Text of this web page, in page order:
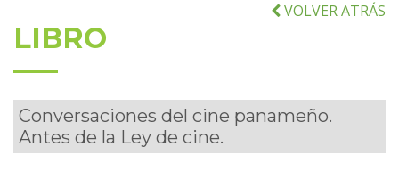
VOLVER ATRÁS
LIBRO
Conversaciones del cine panameño.
Antes de la Ley de cine.